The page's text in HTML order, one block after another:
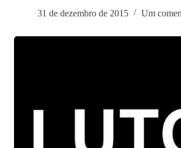
31 de dezembro de 2015
Um